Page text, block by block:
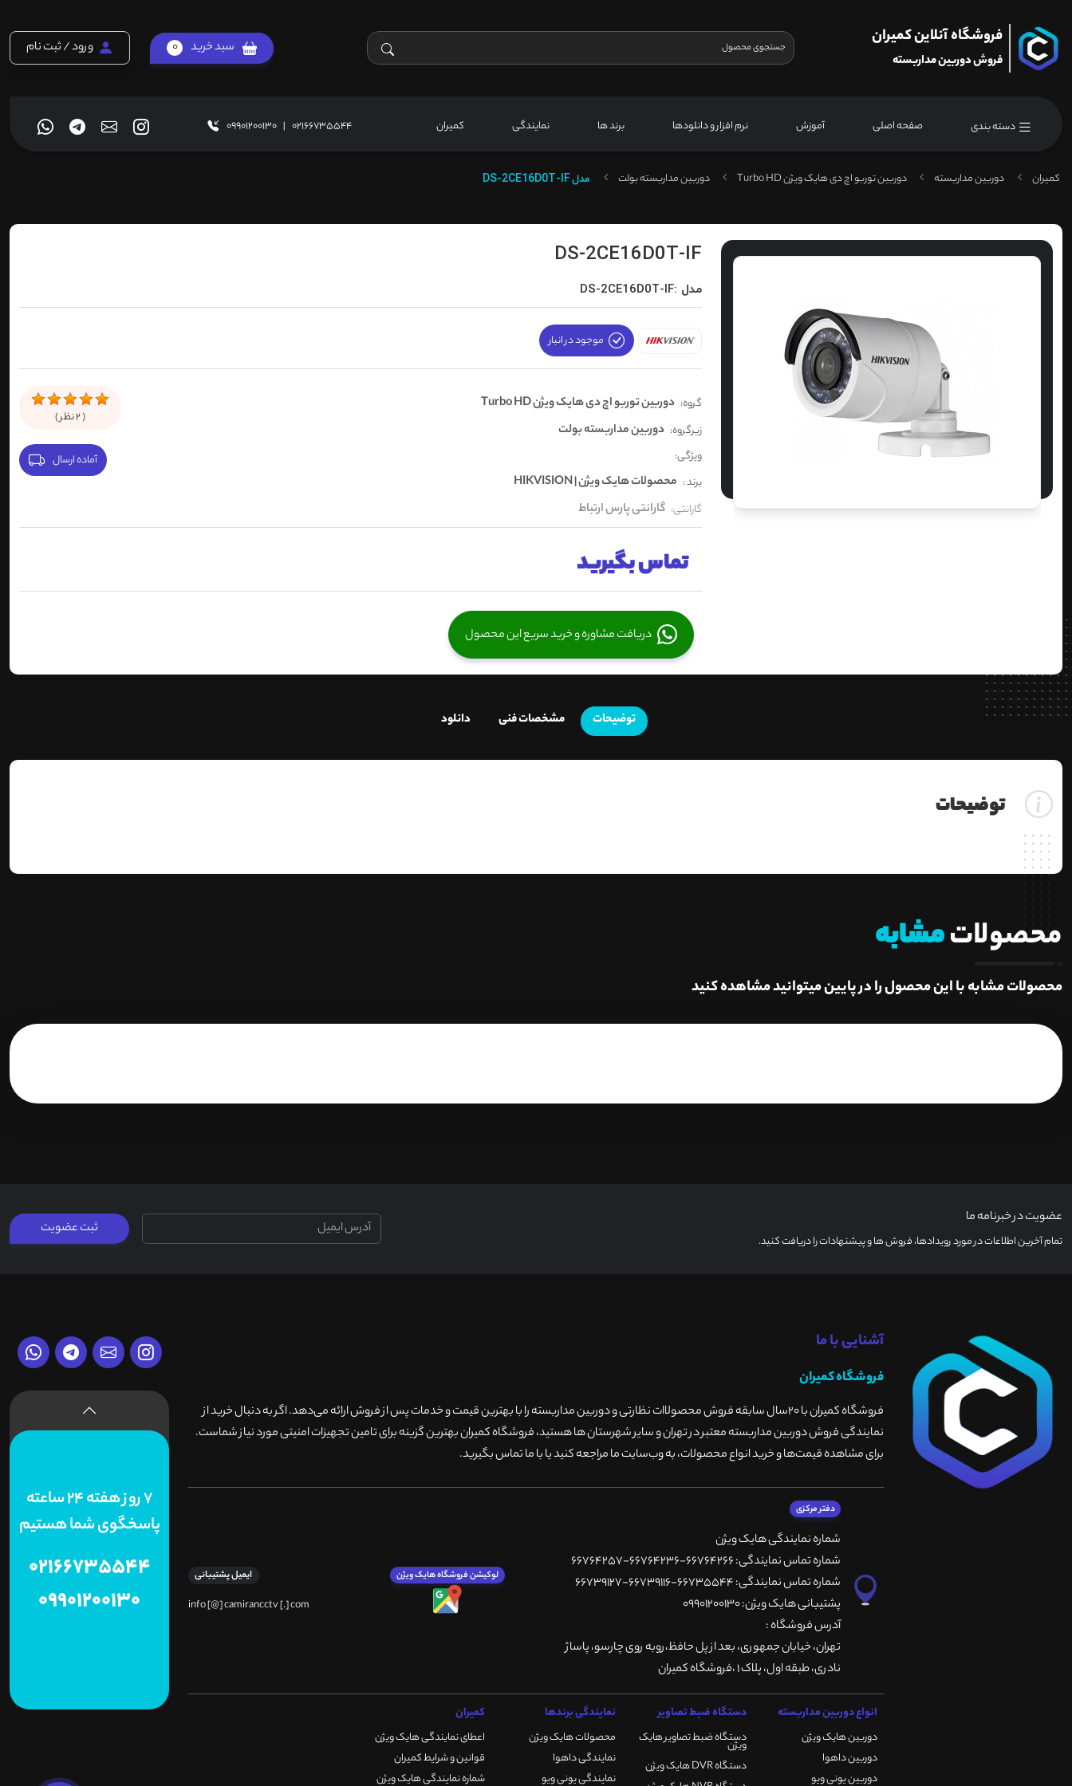
فروشگاه آنلاین کمیران
فروش دوربین مداربسته
سبد خرید 0 ورود / ثبت نام
دسته بندی صفحه اصلی آموزش نرم افزار و دانلودها برند ها نمایندگی کمیران 02166735544
|
09901200130
کمیران دوربین مداربسته دوربین توربو اچ دی هایک ویژن Turbo HD دوربین مداربسته بولت مدلDS-2CE16D0T-IF
DS-2CE16D0T-IF
مدل :DS-2CE16D0T-IF
موجود در انبار
گروه: دوربین توربو اچ دی هایک ویژن Turbo HD
زیرگروه: دوربین مداربسته بولت
ویژگی:
برند : محصولات هایک ویژن | HIKVISION
گارانتی: گارانتی پارس ارتباط
(
2نظر )
آماده ارسال
تماس بگیرید
دریافت مشاوره و خرید سریع این محصول
توضیحات مشخصات فنی دانلود
توضیحات
محصولاتمشابه
محصولات مشابه با این محصول را در پایین میتوانید مشاهده کنید
عضویت در خبرنامه ما
تمام آخرین اطلاعات در مورد رویدادها، فروش ها و پیشنهادات را دریافت کنید.
ثبت عضویت
آشنایی با ما
فروشگاه کمیران
فروشگاه کمیران با ۲۰سال سابقه فروش محصولاات نظارتی و دوربین مداربسته را با بهترین قیمت و خدمات پس از فروش ارائه می‌دهد. اگر به دنبال خرید از
نمایندگی فروش دوربین مداربسته معتبر در تهران و سایر شهرستان ها هستید، فروشگاه کمیران بهترین گزینه برای تامین تجهیزات امنیتی مورد نیاز شماست.
برای مشاهده قیمت‌ها و خرید انواع محصولات، به وب‌سایت ما مراجعه کنید یا با ما تماس بگیرید.
دفتر مرکزی
شماره نمایندگی هایک ویژن
شماره تماس نمایندگی: 66764266-66764236-66764257
شماره تماس نمایندگی: 66735544-66739116-66739127
پشتیبانی هایک ویژن: 09901200130
آدرس فروشگاه :
تهران، خيابان جمهوری، بعد از پل حافظ،روبه روی چارسو، پاساژ
نادری، طبقه اول، پلاک 1 ،فروشگاه کمیران
لوکیشن فروشگاه هایک ویژن ایمیل پشتیبانی
info [@] camirancctv [.] com
انواع دوربین مداربسته
دوربین هایک ویژن
دوربین داهوا
دوربین یونی ویو
دستگاه ضبط تصاویر
دستگاه ضبط تصاویر هایک
ویژن
دستگاه DVR هایک ویژن
نمایندگی برندها
محصولات هایک ویژن
نمایندگی داهوا
نمایندگی یونی ویو
کمیران
اعطای نمایندگی هایک ویژن
قوانین و شرایط کمیران
شماره نمایندگی هایک ویژن
7 روز هفته 24 ساعته
پاسخگوی شما هستیم
02166735544
09901200130